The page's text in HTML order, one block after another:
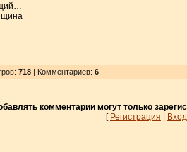
: 718| Комментариев: 6
комментарии могут только
[ Регистрация | Вход